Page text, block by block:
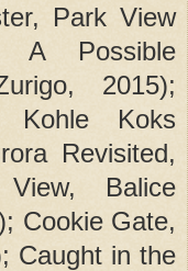
Park View
A Possible
2015);
Kohle Koks
Revisited,
Balice
Cookie Gate,
Caught in the